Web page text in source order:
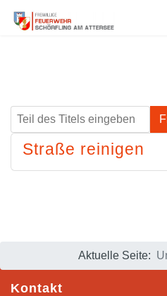
Teil des Titels eingeben
Straße reinigen
Aktuelle Seite:
Kontakt